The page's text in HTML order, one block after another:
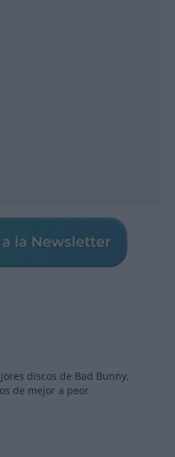
discos de Bad Bunny,
de mejor a peor